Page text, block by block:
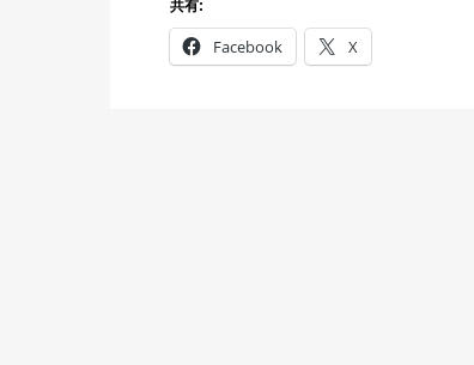
共有:
Facebook X